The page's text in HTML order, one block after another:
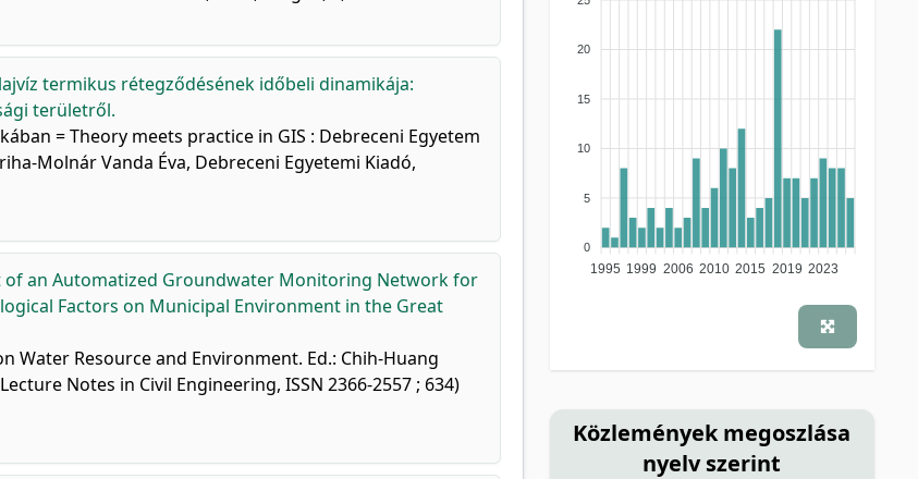
termikus rétegződésének időbeli dinamikája:
területről.
= Theory meets practice in GIS : Debreceni Egyetem
Molnár Vanda Éva, Debreceni Egyetemi Kiadó,
of an Automatized Groundwater Monitoring Network for
Factors on Municipal Environment in the Great
Resource and Environment. Ed.: Chih-Huang
Notes in Civil Engineering, ISSN 2366-2557 ; 634)
20
15
10
5
0
1995 1999 2006 2010 2015 2019 2023
Közlemények megoszlása
nyelv szerint